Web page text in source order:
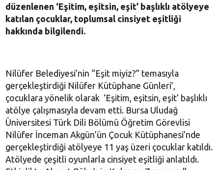
düzenlenen ‘Eşitim, eşitsin, eşit’ başlıklı atölyeye
katılan çocuklar, toplumsal cinsiyet eşitliği
hakkında bilgilendi.
Nilüfer Belediyesi’nin “Eşit miyiz?” temasıyla
gerçekleştirdiği Nilüfer Kütüphane Günleri’,
çocuklara yönelik olarak ‘Eşitim, eşitsin, eşit’ başlıklı
atölye çalışmasıyla devam etti. Bursa Uludağ
Üniversitesi Türk Dili Bölümü Öğretim Görevlisi
Nilüfer İnceman Akgün’ün Çocuk Kütüphanesi’nde
gerçekleştirdiği atölyeye 11 yaş üzeri çocuklar katıldı.
Atölyede çeşitli oyunlarla cinsiyet eşitliği anlatıldı.